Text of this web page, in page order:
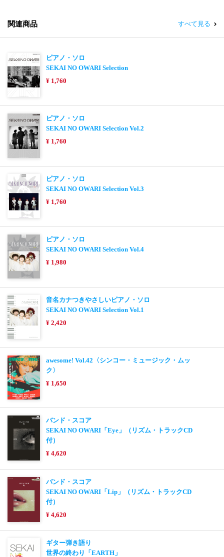
関連商品 すべて見る
ピアノ・ソロ
SEKAI NO OWARI Selection
¥ 1,760
ピアノ・ソロ
SEKAI NO OWARI Selection Vol.2
¥ 1,760
ピアノ・ソロ
SEKAI NO OWARI Selection Vol.3
¥ 1,760
ピアノ・ソロ
SEKAI NO OWARI Selection Vol.4
¥ 1,980
音名カナつきやさしいピアノ・ソロ
SEKAI NO OWARI Selection Vol.1
¥ 2,420
awesome! Vol.42〈シンコー・ミュージック・ムッ
ク〉
¥ 1,650
バンド・スコア
SEKAI NO OWARI「Eye」（リズム・トラックCD
付）
¥ 4,620
バンド・スコア
SEKAI NO OWARI「Lip」（リズム・トラックCD
付）
¥ 4,620
ギター弾き語り
世界の終わり「EARTH」